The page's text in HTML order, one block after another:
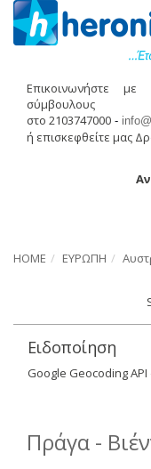
Επικοινωνήστε με
σύμβουλους
στο 2103747000 -
ή επισκεφθείτε μας
HOME
ΕΥΡΩΠΗ
Ειδοποίηση
Google Geocoding
Πράγα -